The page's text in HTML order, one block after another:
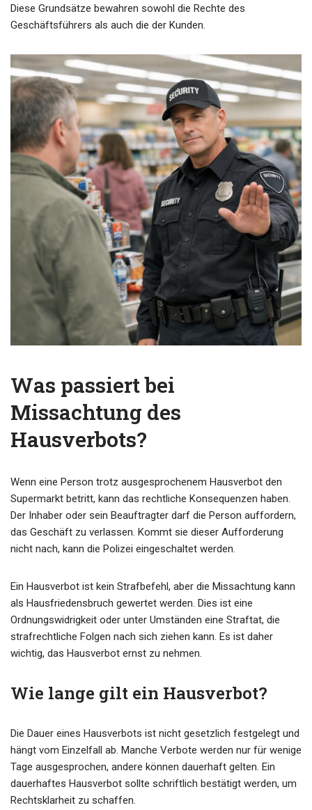
Diese Grundsätze bewahren sowohl die Rechte des
Geschäftsführers als auch die der Kunden.
Was passiert bei
Missachtung des
Hausverbots?
Wenn eine Person trotz ausgesprochenem Hausverbot den
Supermarkt betritt, kann das rechtliche Konsequenzen haben.
Der Inhaber oder sein Beauftragter darf die Person auffordern,
das Geschäft zu verlassen. Kommt sie dieser Aufforderung
nicht nach, kann die Polizei eingeschaltet werden.
Ein Hausverbot ist kein Strafbefehl, aber die Missachtung kann
als Hausfriedensbruch gewertet werden. Dies ist eine
Ordnungswidrigkeit oder unter Umständen eine Straftat, die
strafrechtliche Folgen nach sich ziehen kann. Es ist daher
wichtig, das Hausverbot ernst zu nehmen.
Wie lange gilt ein Hausverbot?
Die Dauer eines Hausverbots ist nicht gesetzlich festgelegt und
hängt vom Einzelfall ab. Manche Verbote werden nur für wenige
Tage ausgesprochen, andere können dauerhaft gelten. Ein
dauerhaftes Hausverbot sollte schriftlich bestätigt werden, um
Rechtsklarheit zu schaffen.